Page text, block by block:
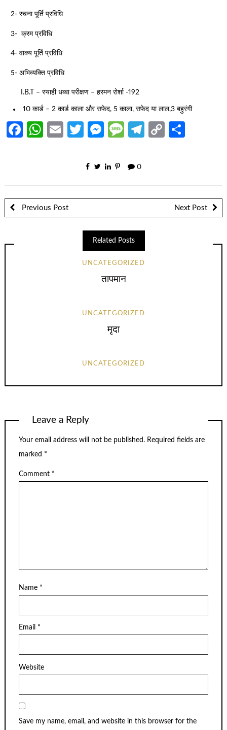
2- रचना पूर्ति प्रविधि
3- क्रम प्रविधि
4- वाक्य पूर्ति प्रविधि
5- अभिव्यक्ति प्रविधि
I.B.T – स्याही धब्बा परीक्षण – हरमन रोर्शा -192
10 कार्ड – 2 कार्ड काला और सफेद, 5 काला, सफेद या लाल,3 बहुरंगी
Facebook
WhatsApp
EmailTwitter
Messenger
Message
Telegram
Copy
0
Previous Post Next Post
Related Posts
UNCATEGORIZED
तापमान
UNCATEGORIZED
मृदा
UNCATEGORIZED
Leave a Reply
Your email address will not be published. Required fields are
marked *
Comment *
Name *
Email *
Website
Save my name, email, and website in this browser for the